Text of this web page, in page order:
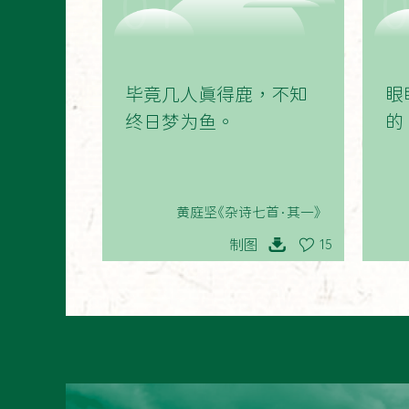
毕竟几人真得鹿，不知
终日梦为鱼。
黄庭坚《杂诗七首·其一》
制图 15
眼
的